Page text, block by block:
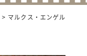
> マルクス・エンゲル